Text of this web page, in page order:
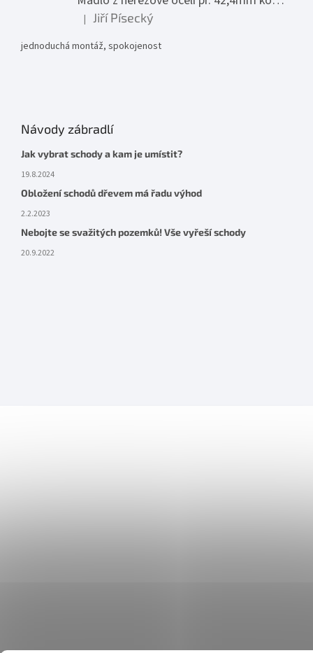
Hodnocení produktu je 5 z 5 hvězdiček.
| Jiří Písecký
jednoduchá montáž, spokojenost
Návody zábradlí
Jak vybrat schody a kam je umístit?
19.8.2024
Obložení schodů dřevem má řadu výhod
2.2.2023
Nebojte se svažitých pozemků! Vše vyřeší schody
20.9.2022